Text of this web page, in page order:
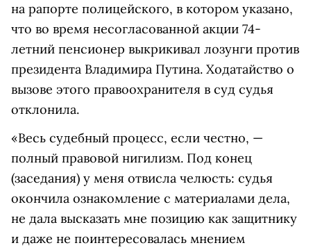
на рапорте полицейского, в котором указано,
что во время несогласованной акции 74-
летний пенсионер выкрикивал лозунги против
президента Владимира Путина. Ходатайство о
вызове этого правоохранителя в суд судья
отклонила.
«Весь судебный процесс, если честно, —
полный правовой нигилизм. Под конец
(заседания) у меня отвисла челюсть: судья
окончила ознакомление с материалами дела,
не дала высказать мне позицию как защитнику
и даже не поинтересовалась мнением